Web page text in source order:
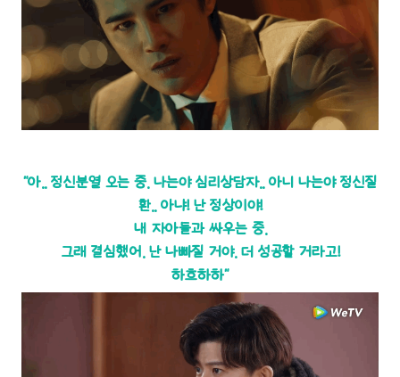
“아.. 정신분열 오는 중. 나는야 심리상담자.. 아니 나는야 정신질
환.. 아냐! 난 정상이야!
내 자아들과 싸우는 중.
그래 결심했어. 난 나빠질 거야. 더 성공할 거라고!
하흐하하“